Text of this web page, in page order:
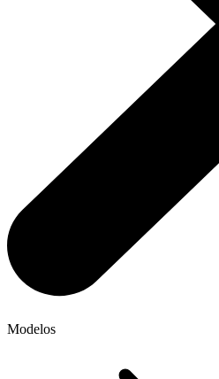
Modelos